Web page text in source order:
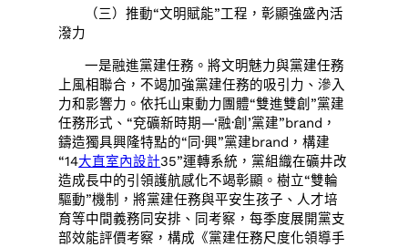
（三）推動“文明賦能”工程，彰顯強盛內活
潑力
一是融進黨建任務。將文明魅力與黨建任務
上風相聯合，不竭加強黨建任務的吸引力、滲入
力和影響力。依托山東動力團體“雙進雙創”黨建
任務形式、“兗礦新時期—‘融·創’黨建”brand，
鑄造獨具興隆特點的“同·興”黨建brand，構建
“14大直室內設計35”運轉系統，黨組織在礦井改
造成長中的引領護航感化不竭彰顯。樹立“雙輪
驅動”機制，將黨建任務與平安生孩子、人才培
育等中間義務同安排、同考察，每季度展開黨支
部效能評價考察，構成《黨建任務尺度化領導手